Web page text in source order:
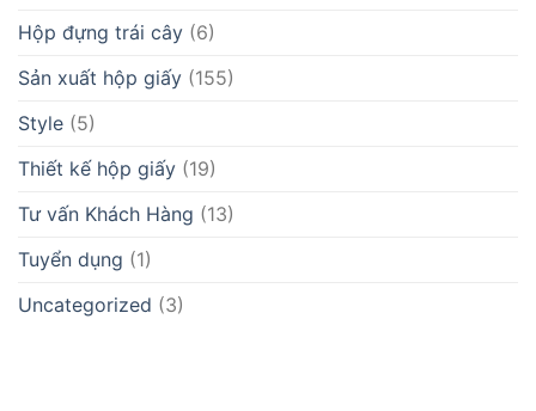
Hộp đựng trái cây (6)
Sản xuất hộp giấy (155)
Style (5)
Thiết kế hộp giấy (19)
Tư vấn Khách Hàng (13)
Tuyển dụng (1)
Uncategorized (3)